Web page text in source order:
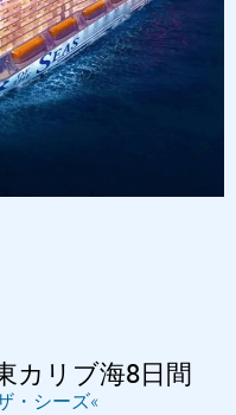
カリブ海8日間
・シーズ«